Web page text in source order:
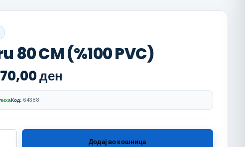
80 CM (%100 PVC)
ден
Код:64388
CM (%100 PVC) количина
Додај во кошница